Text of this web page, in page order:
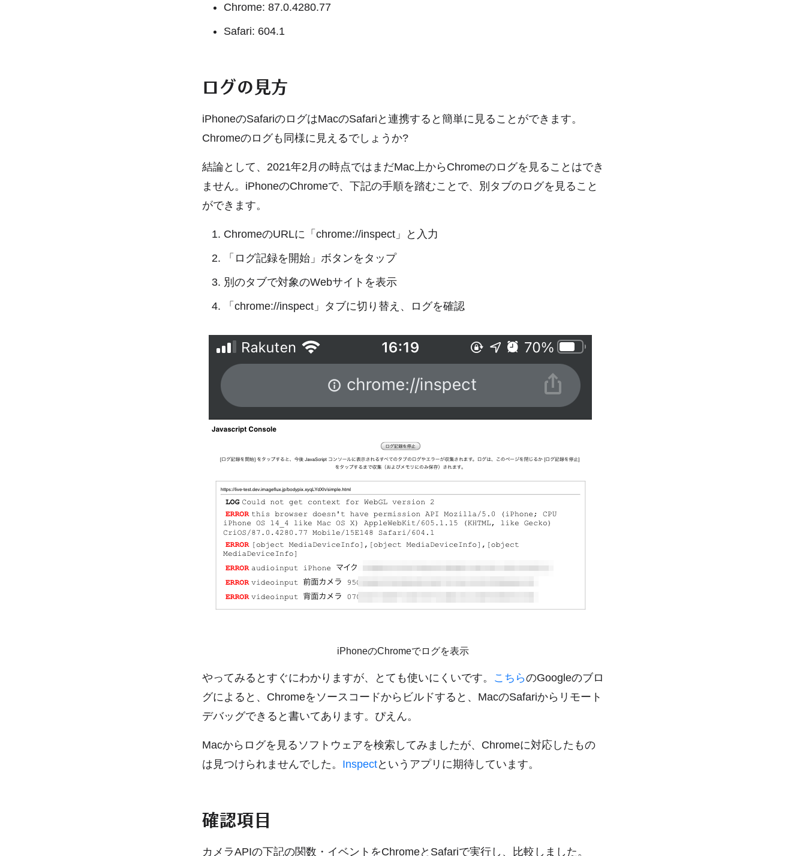
Chrome: 87.0.4280.77
Safari: 604.1
ログの見方
iPhoneのSafariのログはMacのSafariと連携すると簡単に見ることができます。
Chromeのログも同様に見えるでしょうか?
結論として、2021年2月の時点ではまだMac上からChromeのログを見ることはでき
ません。iPhoneのChromeで、下記の手順を踏むことで、別タブのログを見ること
ができます。
ChromeのURLに「chrome://inspect」と入力
「ログ記録を開始」ボタンをタップ
別のタブで対象のWebサイトを表示
「chrome://inspect」タブに切り替え、ログを確認
iPhoneのChromeでログを表示
やってみるとすぐにわかりますが、とても使いにくいです。 こちらのGoogleのブロ
グによると、Chromeをソースコードからビルドすると、MacのSafariからリモート
デバッグできると書いてあります。ぴえん。
Macからログを見るソフトウェアを検索してみましたが、Chromeに対応したもの
は見つけられませんでした。 Inspectというアプリに期待しています。
確認項目
カメラAPIの下記の関数・イベントをChromeとSafariで実行し、比較しました。